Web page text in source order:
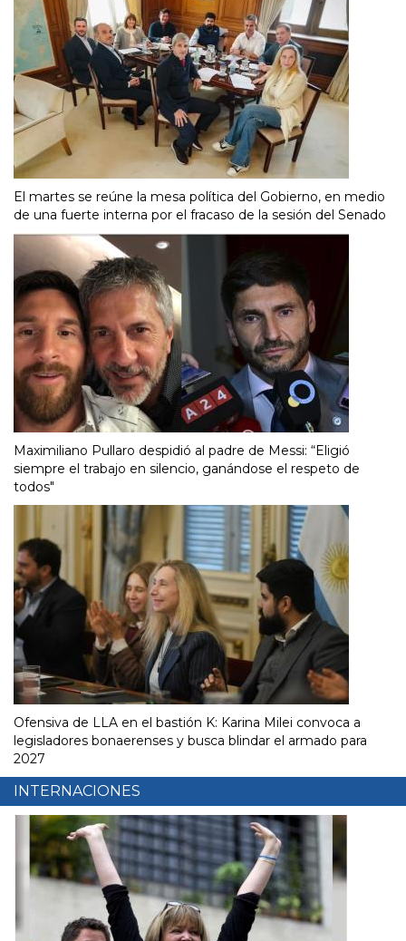
El martes se reúne la mesa política del Gobierno, en medio
de una fuerte interna por el fracaso de la sesión del Senado
Maximiliano Pullaro despidió al padre de Messi: “Eligió
siempre el trabajo en silencio, ganándose el respeto de
todos"
Ofensiva de LLA en el bastión K: Karina Milei convoca a
legisladores bonaerenses y busca blindar el armado para
2027
INTERNACIONES